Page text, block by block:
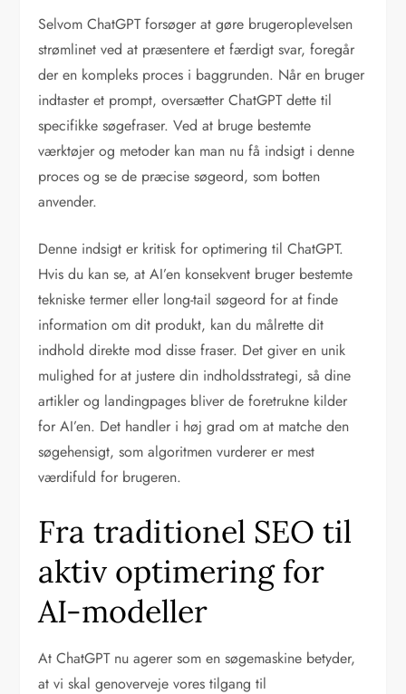
Selvom ChatGPT forsøger at gøre brugeroplevelsen
strømlinet ved at præsentere et færdigt svar, foregår
der en kompleks proces i baggrunden. Når en bruger
indtaster et prompt, oversætter ChatGPT dette til
specifikke søgefraser. Ved at bruge bestemte
værktøjer og metoder kan man nu få indsigt i denne
proces og se de præcise søgeord, som botten
anvender.
Denne indsigt er kritisk for optimering til ChatGPT.
Hvis du kan se, at AI’en konsekvent bruger bestemte
tekniske termer eller long-tail søgeord for at finde
information om dit produkt, kan du målrette dit
indhold direkte mod disse fraser. Det giver en unik
mulighed for at justere din indholdsstrategi, så dine
artikler og landingpages bliver de foretrukne kilder
for AI’en. Det handler i høj grad om at matche den
søgehensigt, som algoritmen vurderer er mest
værdifuld for brugeren.
Fra traditionel SEO til
aktiv optimering for
AI-modeller
At ChatGPT nu agerer som en søgemaskine betyder,
at vi skal genoverveje vores tilgang til